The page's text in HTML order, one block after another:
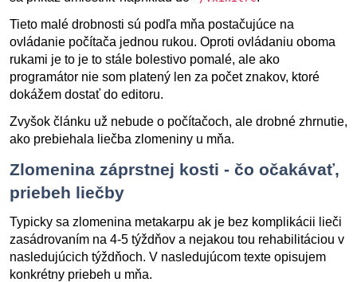
Tieto malé drobnosti sú podľa mňa postačujúce na
ovládanie počítača jednou rukou. Oproti ovládaniu oboma
rukami je to je to stále bolestivo pomalé, ale ako
programátor nie som platený len za počet znakov, ktoré
dokážem dostať do editoru.
Zvyšok článku už nebude o počítačoch, ale drobné zhrnutie,
ako prebiehala liečba zlomeniny u mňa.
Zlomenina záprstnej kosti - čo očakávať,
priebeh liečby
Typicky sa zlomenina metakarpu ak je bez komplikácii lieči
zasádrovaním na 4-5 týždňov a nejakou tou rehabilitáciou v
nasledujúcich týždňoch. V nasledujúcom texte opisujem
konkrétny priebeh u mňa.